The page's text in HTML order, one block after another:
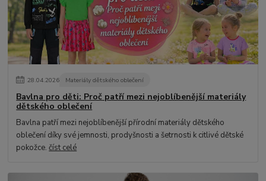
28.04.2026 Materiály dětského oblečení
Bavlna pro děti: Proč patří mezi nejoblíbenější materiály
dětského oblečení
Bavlna patří mezi nejoblíbenější přírodní materiály dětského
oblečení díky své jemnosti, prodyšnosti a šetrnosti k citlivé dětské
pokožce.číst celé